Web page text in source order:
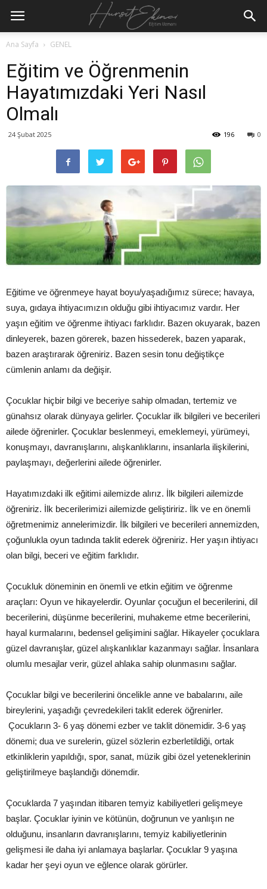
Ana Sayfa GENEL
Eğitim ve Öğrenmenin
Hayatımızdaki Yeri Nasıl
Olmalı
24 Şubat 2025 0
196
Eğitime ve öğrenmeye hayat boyu/yaşadığımız sürece; havaya,
suya, gıdaya ihtiyacımızın olduğu gibi ihtiyacımız vardır. Her
yaşın eğitim ve öğrenme ihtiyacı farklıdır. Bazen okuyarak, bazen
dinleyerek, bazen görerek, bazen hissederek, bazen yaparak,
bazen araştırarak öğreniriz. Bazen sesin tonu değiştikçe
cümlenin anlamı da değişir.
Çocuklar hiçbir bilgi ve beceriye sahip olmadan, tertemiz ve
günahsız olarak dünyaya gelirler. Çocuklar ilk bilgileri ve becerileri
ailede öğrenirler. Çocuklar beslenmeyi, emeklemeyi, yürümeyi,
konuşmayı, davranışlarını, alışkanlıklarını, insanlarla ilişkilerini,
paylaşmayı, değerlerini ailede öğrenirler.
Hayatımızdaki ilk eğitimi ailemizde alırız. İlk bilgileri ailemizde
öğreniriz. İlk becerilerimizi ailemizde geliştiririz. İlk ve en önemli
öğretmenimiz annelerimizdir. İlk bilgileri ve becerileri annemizden,
çoğunlukla oyun tadında taklit ederek öğreniriz. Her yaşın ihtiyacı
olan bilgi, beceri ve eğitim farklıdır.
Çocukluk döneminin en önemli ve etkin eğitim ve öğrenme
araçları: Oyun ve hikayelerdir. Oyunlar çocuğun el becerilerini, dil
becerilerini, düşünme becerilerini, muhakeme etme becerilerini,
hayal kurmalarını, bedensel gelişimini sağlar. Hikayeler çocuklara
güzel davranışlar, güzel alışkanlıklar kazanmayı sağlar. İnsanlara
olumlu mesajlar verir, güzel ahlaka sahip olunmasını sağlar.
Çocuklar bilgi ve becerilerini öncelikle anne ve babalarını, aile
bireylerini, yaşadığı çevredekileri taklit ederek öğrenirler.
Çocukların 3- 6 yaş dönemi ezber ve taklit dönemidir. 3-6 yaş
dönemi; dua ve surelerin, güzel sözlerin ezberletildiği, ortak
etkinliklerin yapıldığı, spor, sanat, müzik gibi özel yeteneklerinin
geliştirilmeye başlandığı dönemdir.
Çocuklarda 7 yaşından itibaren temyiz kabiliyetleri gelişmeye
başlar. Çocuklar iyinin ve kötünün, doğrunun ve yanlışın ne
olduğunu, insanların davranışlarını, temyiz kabiliyetlerinin
gelişmesi ile daha iyi anlamaya başlarlar. Çocuklar 9 yaşına
kadar her şeyi oyun ve eğlence olarak görürler.